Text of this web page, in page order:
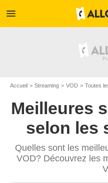
menu
Accueil Streaming VOD Toutes
Meilleures
selon les
Quelles sont les
VOD? Découvrez les